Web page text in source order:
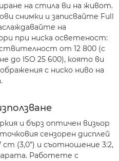
на стила ви на живот.
снимки и записвайте Full
на
при ниска осветеност:
от 12 800 (с
до ISO 25 600), която ви
с ниско ниво на
и бърз оптичен визьор
сензорен дисплей
cm (3,0”) и съотношение 3:2,
Работете с